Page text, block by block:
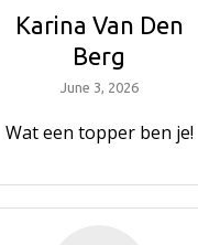
Karina Van Den
Berg
June 3, 2026
Wat een topper ben je!